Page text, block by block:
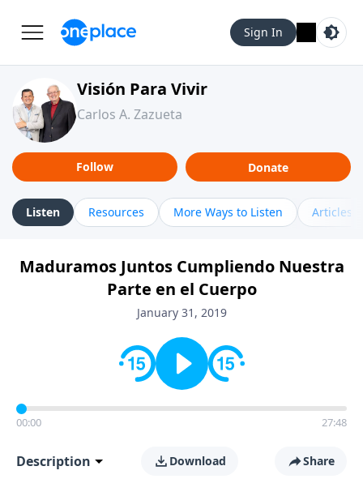
Sign In
Visión Para Vivir
Carlos A. Zazueta
Follow Donate
Listen Resources More Ways to Listen Articles
Maduramos Juntos Cumpliendo Nuestra
Parte en el Cuerpo
January 31, 2019
00:00 27:48
Description Download Share